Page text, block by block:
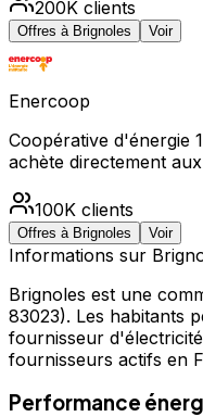
200K clients
Offres à Brignoles Voir
Enercoop
Coopérative d'énergie
achète directement
100K clients
Offres à Brignoles Voir
Informations sur
Brignoles est une
83023). Les habitants
fournisseur
fournisseurs actifs en
Performance